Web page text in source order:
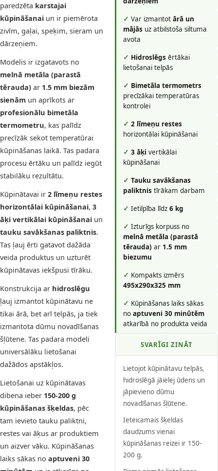
paredzēta karstajai
kūpināšanai un ir piemērota
zivīm, gaļai, speķim, sieram un
dārzeņiem.
Modelis ir izgatavots no
melnā metāla (parastā
tērauda) ar 1.5 mm biezām
sienām un aprīkots ar
profesionālu bimetāla
termometru, kas palīdz
precīzāk sekot temperatūrai
kūpināšanas laikā. Tas padara
procesu ērtāku un palīdz iegūt
stabilāku rezultātu.
Kūpinātavai ir 2 līmeņu restes
horizontālai kūpināšanai, 3
āķi vertikālai kūpināšanai un
tauku savākšanas paliktnis.
Tas ļauj ērti gatavot dažāda
veida produktus un uzturēt
kūpinātavas iekšpusi tīrāku.
Konstrukcija ar hidroslēgu
ļauj izmantot kūpinātavu ne
tikai ārā, bet arī telpās, ja tiek
izmantota dūmu novadīšanas
šļūtene. Tas padara modeli
universālāku lietošanai
dažādos apstākļos.
Lietošanai uz kūpinātavas
dibena ieber 150-200 g
kūpināšanas šķeldas, pēc
tam ievieto tauku paliktni,
restes vai āķus ar produktiem
un aizver vāku. Kūpināšanas
laiks sākas no aptuveni 30
✓ Var izmantot ārā un
mājās uz atbilstoša siltuma
avota
✓ Hidroslēgs ērtākai
lietošanai telpās
✓ Bimetāla termometrs
precīzākai temperatūras
kontrolei
✓ 2 līmeņu restes
horizontālai kūpināšanai
✓ 3 āķi vertikālai
kūpināšanai
✓ Tauku savākšanas
paliktnis tīrākam darbam
✓ Ietilpība līdz 6 kg
✓ Izturīgs korpuss no
melnā metāla (parastā
tērauda) ar 1.5 mm
biezumu
✓ Kompakts izmērs
495x290x325 mm
✓ Kūpināšanas laiks sākas
no aptuveni 30 minūtēm
atkarībā no produkta veida
SVARĪGI ZINĀT
Lietojot kūpinātavu telpās,
hidroslēgā jāielej ūdens un
jāpievieno dūmu
novadīšanas šļūtene.
Ieteicamais šķeldas
daudzums vienai
kūpināšanas reizei ir 150-
200 g.